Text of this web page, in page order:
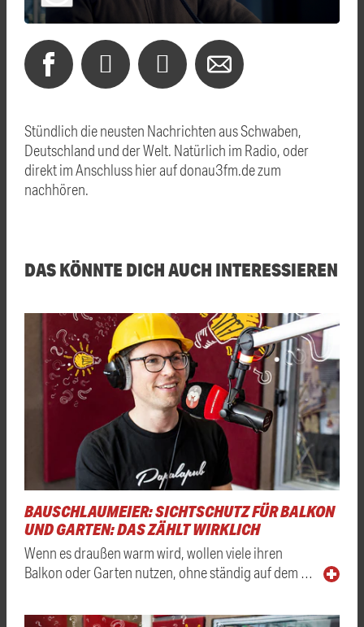
Stündlich die neusten Nachrichten aus Schwaben,
Deutschland und der Welt. Natürlich im Radio, oder
direkt im Anschluss hier auf donau3fm.de zum
nachhören.
DAS KÖNNTE DICH AUCH INTERESSIEREN
BAUSCHLAUMEIER: SICHTSCHUTZ FÜR BALKON
UND GARTEN: DAS ZÄHLT WIRKLICH
Wenn es draußen warm wird, wollen viele ihren
Balkon oder Garten nutzen, ohne ständig auf dem …